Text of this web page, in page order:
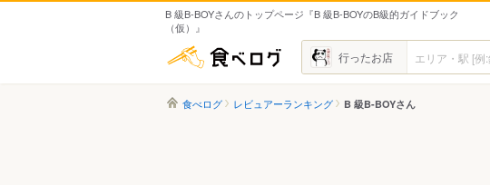
B 級B-BOYさんのトップページ『B 級B-BOYのB級的ガイドブック
（仮）』
食べログ 行ったお店
食べログ レビュアーランキング B 級B-BOYさん